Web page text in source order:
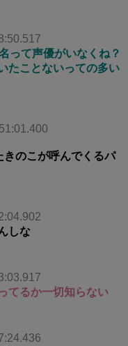
って声優がいなくね？
たことないっての多い
のこが呼んでくるパ
しな
てるか一切知らない